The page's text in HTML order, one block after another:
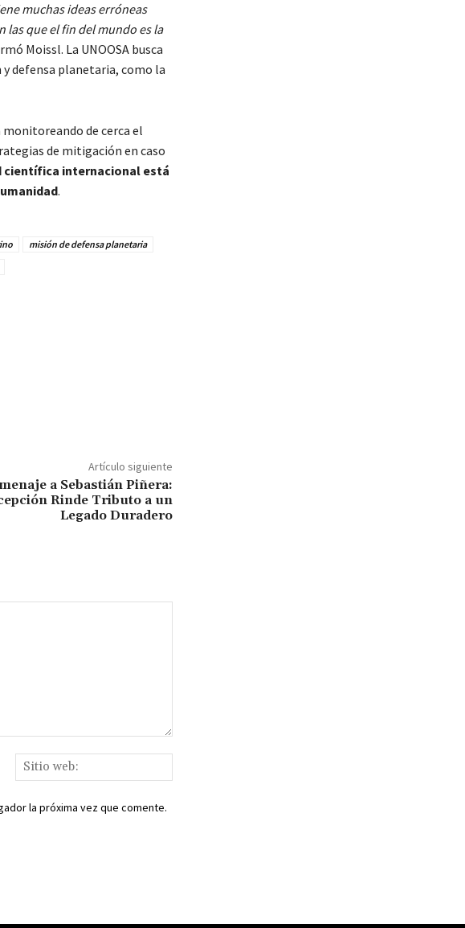
muchas ideas erróneas
las que el fin del mundo es la
Moissl. La UNOOSA busca
y defensa planetaria, como la
de cerca el
de mitigación en caso
científica internacional está
.
misión de defensa planetaria
Artículo siguiente
a Sebastián Piñera:
Rinde Tributo a un
Legado Duradero
Correo
web:
la próxima vez que comente.